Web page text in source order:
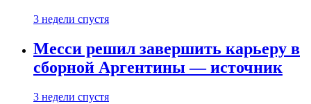
3 недели спустя
Месси решил завершить карьеру в
сборной Аргентины — источник
3 недели спустя